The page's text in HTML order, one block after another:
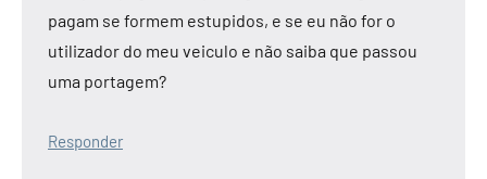
pagam se formem estupidos, e se eu não for o
utilizador do meu veiculo e não saiba que passou
uma portagem?
Responder